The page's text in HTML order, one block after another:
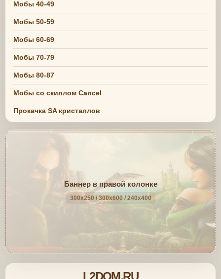
Мобы 40-49
Мобы 50-59
Мобы 60-69
Мобы 70-79
Мобы 80-87
Мобы со скиллом Cancel
Прокачка SA кристаллов
Баннер в правой колонке
300x250 / 300x600 / 240x400
L2DOM.RU